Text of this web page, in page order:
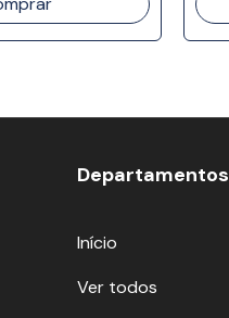
Departamentos
Início
Ver todos